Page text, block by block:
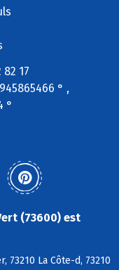
82 17
° ,
°
(73600) est
73210 La Côte-d, 73210